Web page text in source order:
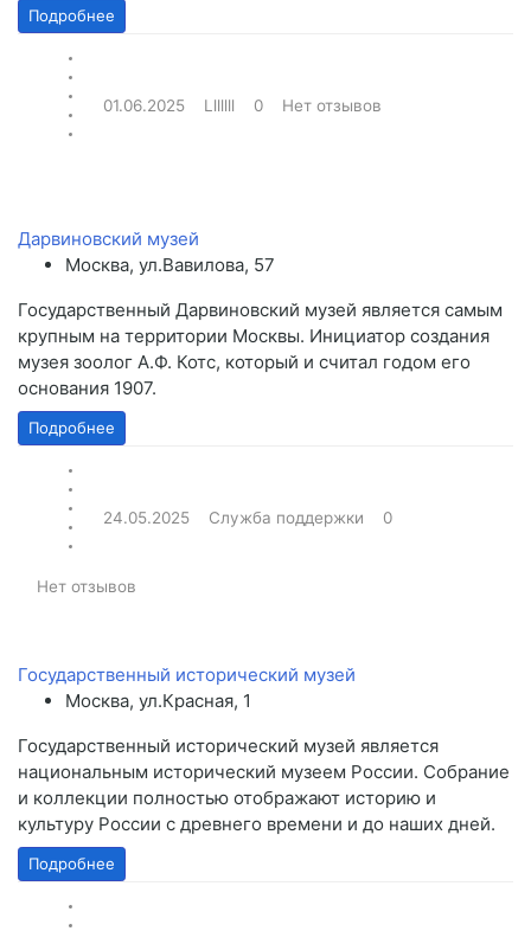
Подробнее
01.06.2025 Lllllll 0 Нет отзывов
Дарвиновский музей
Москва, ул.Вавилова, 57
Государственный Дарвиновский музей является самым
крупным на территории Москвы. Инициатор создания
музея зоолог А.Ф. Котс, который и считал годом его
основания 1907.
Подробнее
24.05.2025 Служба поддержки 0
Нет отзывов
Государственный исторический музей
Москва, ул.Красная, 1
Государственный исторический музей является
национальным исторический музеем России. Собрание
и коллекции полностью отображают историю и
культуру России с древнего времени и до наших дней.
Подробнее